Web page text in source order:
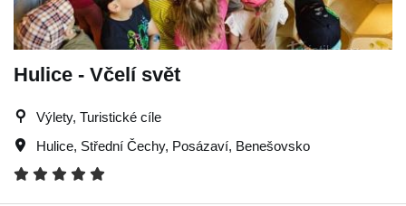
Hulice - Včelí svět
Výlety, Turistické cíle
Hulice, Střední Čechy, Posázaví, Benešovsko